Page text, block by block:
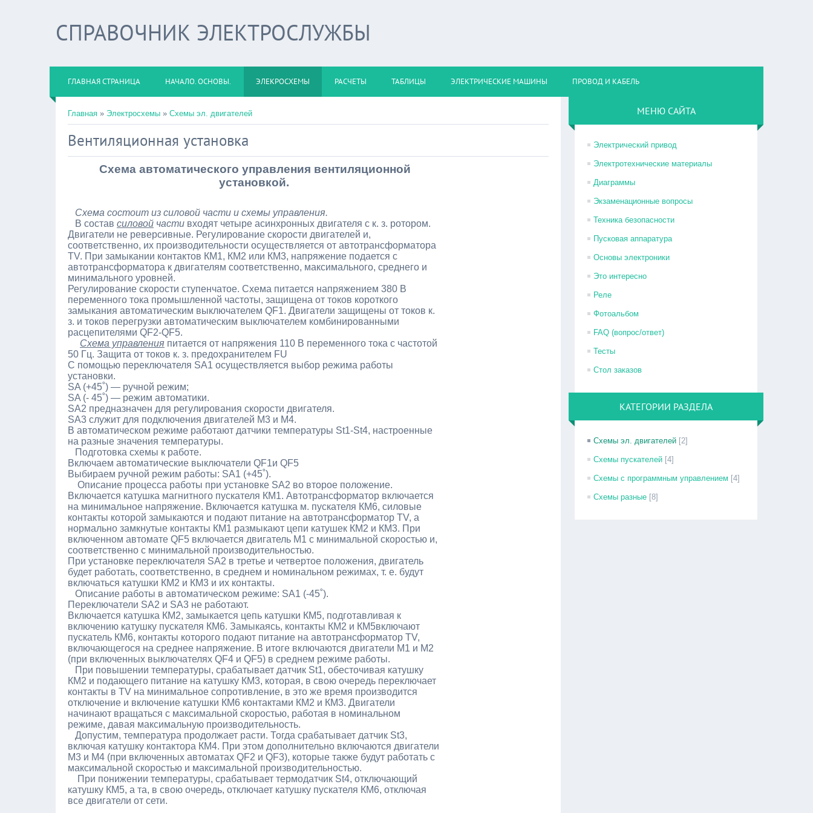
СПРАВОЧНИК ЭЛЕКТРОСЛУЖБЫ
ГЛАВНАЯ СТРАНИЦА НАЧАЛО. ОСНОВЫ. ЭЛЕКРОСХЕМЫ РАСЧЕТЫ ТАБЛИЦЫ ЭЛЕКТРИЧЕСКИЕ МАШИНЫ ПРОВОД И КАБЕЛЬ
Главная » Электросхемы » Схемы эл. двигателей
Вентиляционная установка
Схема автоматического управления вентиляционной
установкой.
Схема состоит из силовой части и схемы управления.
В состав силовой части входят четыре асинхронных двигателя с к. з. ротором.
Двигатели не реверсивные. Регулирование скорости двигателей и,
соответственно, их производительности осуществляется от автотрансформатора
TV. При замыкании контактов КМ1, КМ2 или КМ3, напряжение подается с
автотрансформатора к двигателям соответственно, максимального, среднего и
минимального уровней.
Регулирование скорости ступенчатое. Схема питается напряжением 380 В
переменного тока промышленной частоты, защищена от токов короткого
замыкания автоматическим выключателем QF1. Двигатели защищены от токов к.
з. и токов перегрузки автоматическим выключателем комбинированными
расцепителями QF2-QF5.
Схема управления питается от напряжения 110 В переменного тока с частотой
50 Гц. Защита от токов к. з. предохранителем FU
С помощью переключателя SA1 осуществляется выбор режима работы
установки.
SA (+45˚) — ручной режим;
SA (- 45˚) — режим автоматики.
SA2 предназначен для регулирования скорости двигателя.
SA3 служит для подключения двигателей М3 и М4.
В автоматическом режиме работают датчики температуры St1-St4, настроенные
на разные значения температуры.
Подготовка схемы к работе.
Включаем автоматические выключатели QF1и QF5
Выбираем ручной режим работы: SA1 (+45˚).
Описание процесса работы при установке SA2 во второе положение.
Включается катушка магнитного пускателя КМ1. Автотрансформатор включается
на минимальное напряжение. Включается катушка м. пускателя КМ6, силовые
контакты которой замыкаются и подают питание на автотрансформатор TV, а
нормально замкнутые контакты КМ1 размыкают цепи катушек КМ2 и КМ3. При
включенном автомате QF5 включается двигатель М1 с минимальной скоростью и,
соответственно с минимальной производительностью.
При установке переключателя SA2 в третье и четвертое положения, двигатель
будет работать, соответственно, в среднем и номинальном режимах, т. е. будут
включаться катушки КМ2 и КМ3 и их контакты.
Описание работы в автоматическом режиме: SA1 (-45˚).
Переключатели SA2 и SA3 не работают.
Включается катушка КМ2, замыкается цепь катушки КМ5, подготавливая к
включению катушку пускателя КМ6. Замыкаясь, контакты КМ2 и КМ5включают
пускатель КМ6, контакты которого подают питание на автотрансформатор TV,
включающегося на среднее напряжение. В итоге включаются двигатели М1 и М2
(при включенных выключателях QF4 и QF5) в среднем режиме работы.
При повышении температуры, срабатывает датчик St1, обесточивая катушку
КМ2 и подающего питание на катушку КМ3, которая, в свою очередь переключает
контакты в TV на минимальное сопротивление, в это же время производится
отключение и включение катушки КМ6 контактами КМ2 и КМ3. Двигатели
начинают вращаться с максимальной скоростью, работая в номинальном
режиме, давая максимальную производительность.
Допустим, температура продолжает расти. Тогда срабатывает датчик St3,
включая катушку контактора КМ4. При этом дополнительно включаются двигатели
М3 и М4 (при включенных автоматах QF2 и QF3), которые также будут работать с
максимальной скоростью и максимальной производительностью.
При понижении температуры, срабатывает термодатчик St4, отключающий
катушку КМ5, а та, в свою очередь, отключает катушку пускателя КМ6, отключая
все двигатели от сети.
МЕНЮ САЙТА
Электрический привод
Электротехнические материалы
Диаграммы
Экзаменационные вопросы
Техника безопасности
Пусковая аппаратура
Основы электроники
Это интересно
Реле
Фотоальбом
FAQ (вопрос/ответ)
Тесты
Стол заказов
КАТЕГОРИИ РАЗДЕЛА
Схемы эл. двигателей [2]
Схемы пускателей [4]
Схемы с программным управлением [4]
Схемы разные [8]